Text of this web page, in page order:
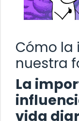
Cómo la
nuestra
La
vida